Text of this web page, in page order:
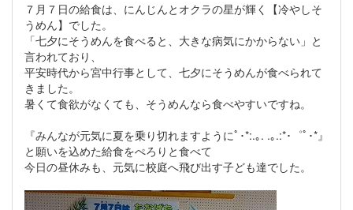
７月７日の給食は、にんじんとオクラの星が輝く【冷やしそ
うめん】でした。
「七夕にそうめんを食べると、大きな病気にかからない」と
言われており、
平安時代から宮中行事として、七夕にそうめんが食べられて
きました。
暑くて食欲がなくても、そうめんなら食べやすいですね。
『みんなが元気に夏を乗り切れますようにﾟ･*:.｡. .｡.:*･゜ﾟ･*』
と願いを込めた給食をぺろりと食べて
今日の昼休みも、元気に校庭へ飛び出す子ども達でした。